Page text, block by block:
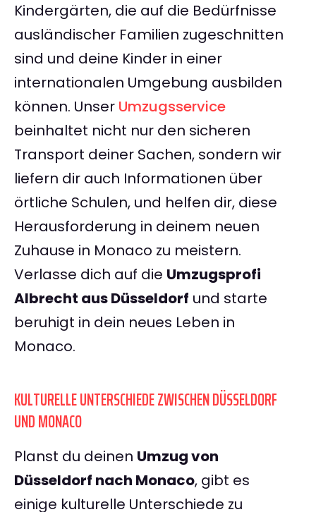
Kindergärten, die auf die Bedürfnisse
ausländischer Familien zugeschnitten
sind und deine Kinder in einer
internationalen Umgebung ausbilden
können. Unser Umzugsservice
beinhaltet nicht nur den sicheren
Transport deiner Sachen, sondern wir
liefern dir auch Informationen über
örtliche Schulen, und helfen dir, diese
Herausforderung in deinem neuen
Zuhause in Monaco zu meistern.
Verlasse dich auf die Umzugsprofi
Albrecht aus Düsseldorf und starte
beruhigt in dein neues Leben in
Monaco.
KULTURELLE UNTERSCHIEDE ZWISCHEN DÜSSELDORF
UND MONACO
Planst du deinen Umzug von
Düsseldorf nach Monaco, gibt es
einige kulturelle Unterschiede zu